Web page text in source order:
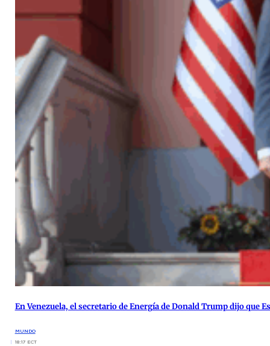
En Venezuela, el secretario de Energía de Donald Trump dijo que
MUNDO
18:17 ECT